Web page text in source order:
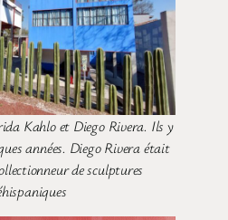
Kahlo et Diego Rivera. Ils y
années. Diego Rivera était
de sculptures